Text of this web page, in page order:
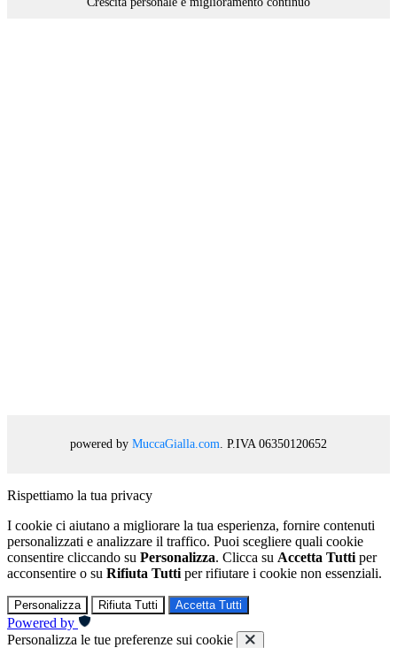
powered by MuccaGialla.com. P.IVA 06350120652
Rispettiamo la tua privacy
I cookie ci aiutano a migliorare la tua esperienza, fornire contenuti
personalizzati e analizzare il traffico. Puoi scegliere quali cookie
consentire cliccando su Personalizza. Clicca su Accetta Tutti per
acconsentire o su Rifiuta Tutti per rifiutare i cookie non essenziali.
Personalizza Rifiuta Tutti Accetta Tutti
Powered by
Personalizza le tue preferenze sui cookie